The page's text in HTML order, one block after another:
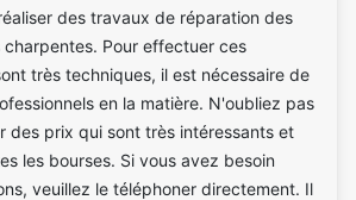
des travaux de réparation des
Pour effectuer ces
très techniques, il est nécessaire de
en la matière. N'oubliez pas
des prix qui sont très intéressants et
les bourses. Si vous avez besoin
veuillez le téléphoner directement. Il